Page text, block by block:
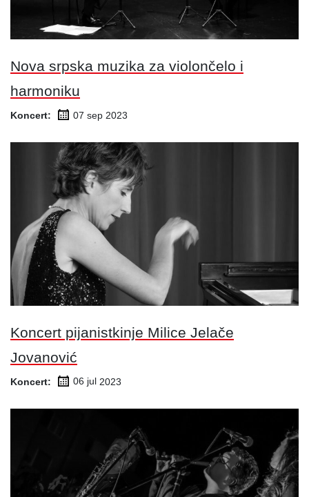
Nova srpska muzika za violončelo i
harmoniku
Koncert: 07 sep 2023
Koncert pijanistkinje Milice Jelače
Jovanović
Koncert: 06 jul 2023